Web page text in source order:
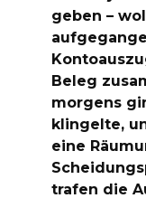
geben –
Beleg
morgens
klingelte,
eine
trafen die